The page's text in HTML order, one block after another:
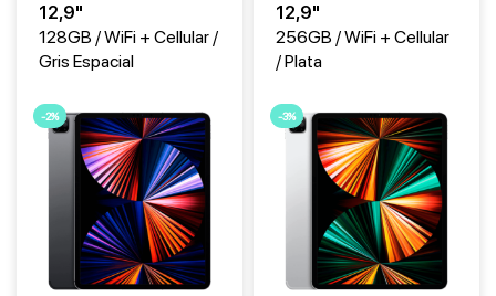
12,9"
128GB / WiFi + Cellular /
Gris Espacial
-2%
12,9"
256GB / WiFi + Cellular
/ Plata
-3%